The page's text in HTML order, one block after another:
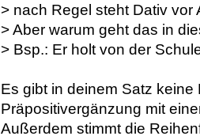
> nach Regel steht Dativ vor
> Aber warum geht das in
> Bsp.: Er holt von der
Es gibt in deinem Satz
Präpositivergänzung mit
Außerdem stimmt die